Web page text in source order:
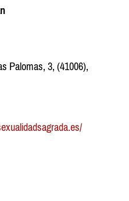
Palomas, 3, (41006),